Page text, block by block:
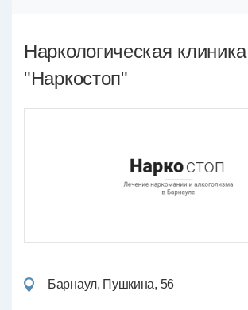
Наркологическая клиника
"Наркостоп"
Барнаул, Пушкина, 56